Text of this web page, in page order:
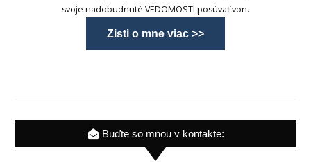
svoje nadobudnuté VEDOMOSTI posúvať von.
Zisti o mne viac >>
Buďte so mnou v kontakte: